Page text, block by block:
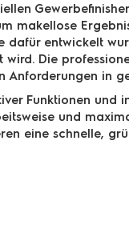
makellose
dafür entwickelt
wird. Die
Anforderungen in
Funktionen und
und
eine schnelle,